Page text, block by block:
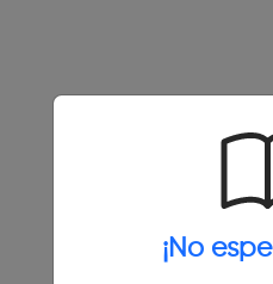
¡No